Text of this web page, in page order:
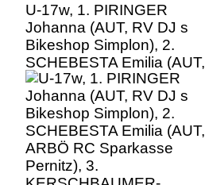
U-17w, 1. PIRINGER
Johanna (AUT, RV DJ s
Bikeshop Simplon), 2.
SCHEBESTA Emilia (AUT,
ARBÖ RC Sparkasse
Pernitz), 3.
KERSCHBAUMER-
STÖCKLER M. (RC
ARBÖ SK Voest), Rad
Cyclo Cross, ÖSTM/ÖM